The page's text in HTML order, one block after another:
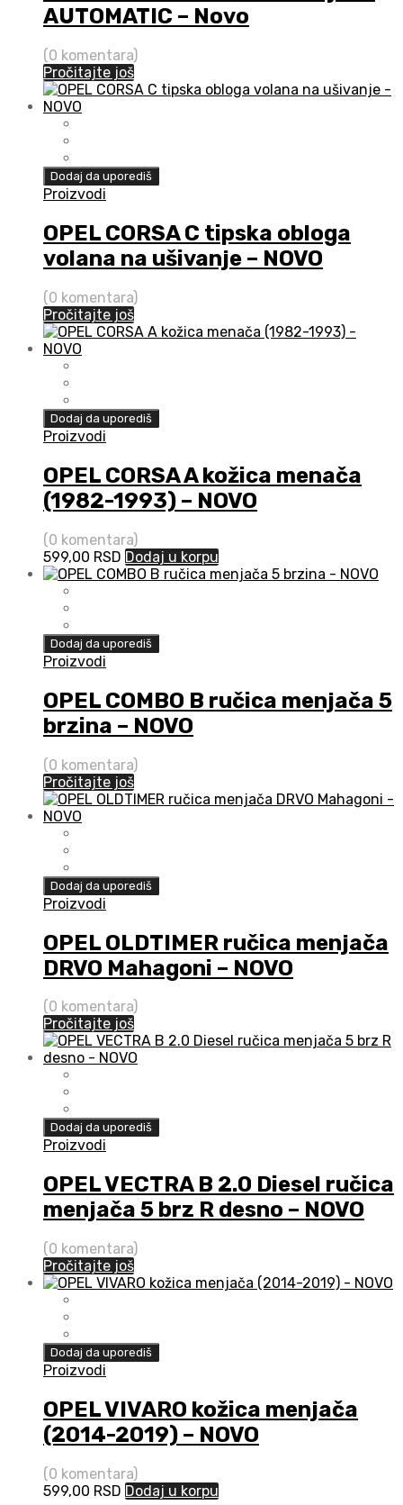
AUTOMATIC – Novo
(0 komentara)
Pročitajte još
Dodaj da uporediš
Proizvodi
OPEL CORSA C tipska obloga
volana na ušivanje – NOVO
(0 komentara)
Pročitajte još
Dodaj da uporediš
Proizvodi
OPEL CORSA A kožica menača
(1982-1993) – NOVO
(0 komentara)
599,00 RSD Dodaj u korpu
Dodaj da uporediš
Proizvodi
OPEL COMBO B ručica menjača 5
brzina – NOVO
(0 komentara)
Pročitajte još
Dodaj da uporediš
Proizvodi
OPEL OLDTIMER ručica menjača
DRVO Mahagoni – NOVO
(0 komentara)
Pročitajte još
Dodaj da uporediš
Proizvodi
OPEL VECTRA B 2.0 Diesel ručica
menjača 5 brz R desno – NOVO
(0 komentara)
Pročitajte još
Dodaj da uporediš
Proizvodi
OPEL VIVARO kožica menjača
(2014-2019) – NOVO
(0 komentara)
599,00 RSD Dodaj u korpu